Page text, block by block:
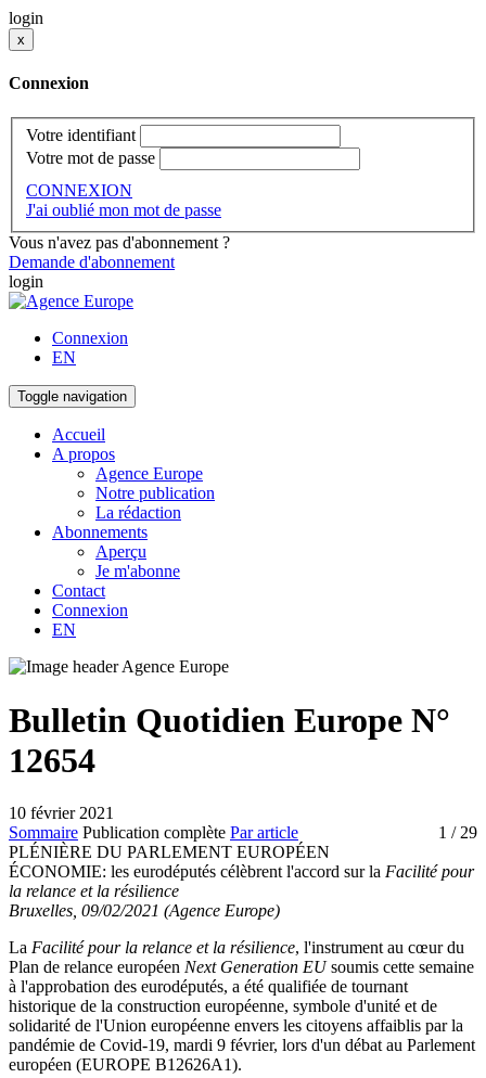
login
x
Connexion
Votre identifiant
Votre mot de passe
CONNEXION
J'ai oublié mon mot de passe
Vous n'avez pas d'abonnement ?
Demande d'abonnement
login
Connexion
EN
Toggle navigation
Accueil
A propos
Agence Europe
Notre publication
La rédaction
Abonnements
Aperçu
Je m'abonne
Contact
Connexion
EN
Bulletin Quotidien Europe N°
12654
10 février 2021
Sommaire Publication complète Par article 1 / 29
PLÉNIÈRE DU PARLEMENT EUROPÉEN
ÉCONOMIE: les eurodéputés célèbrent l'accord sur la Facilité pour
la relance et la résilience
Bruxelles, 09/02/2021 (Agence Europe)
La Facilité pour la relance et la résilience, l'instrument au cœur du
Plan de relance européen Next Generation EUsoumis cette semaine
à l'approbation des eurodéputés, a été qualifiée de tournant
historique de la construction européenne, symbole d'unité et de
solidarité de l'Union européenne envers les citoyens affaiblis par la
pandémie de Covid-19, mardi 9 février, lors d'un débat au Parlement
européen (EUROPE B12626A1).